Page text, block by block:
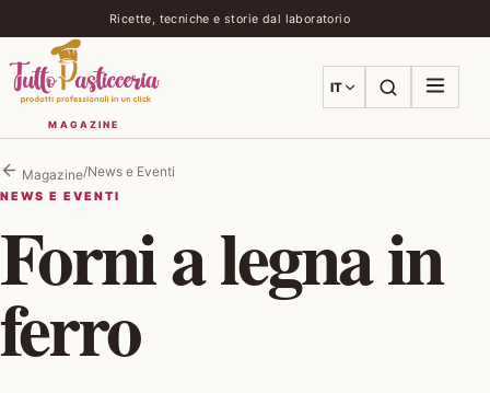
Ricette, tecniche e storie dal laboratorio
MAGAZINE
IT Apri laApri il
Magazine/News e Eventi
NEWS E EVENTI
Forni a legna in
ferro